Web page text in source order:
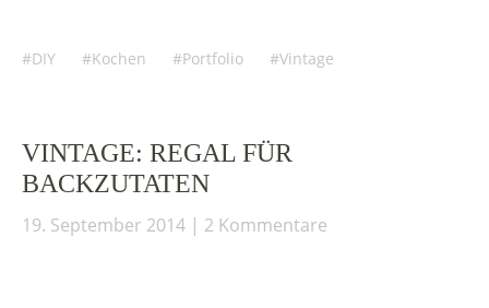
DIY Kochen Portfolio Vintage
VINTAGE: REGAL FÜR
BACKZUTATEN
19. September 2014 2 Kommentare